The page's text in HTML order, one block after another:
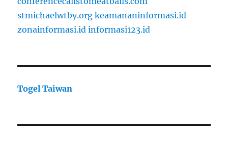
stmichaelwtby.org keamananinformasi.id
zonainformasi.id informasi123.id
Togel Taiwan